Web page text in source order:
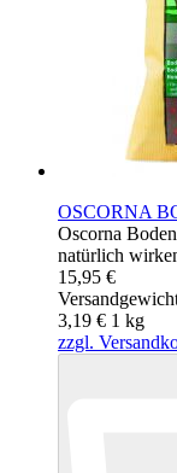
OSCORNA
Oscorna
natürlich
15,95 €
3,19 € 1 kg
zzgl.